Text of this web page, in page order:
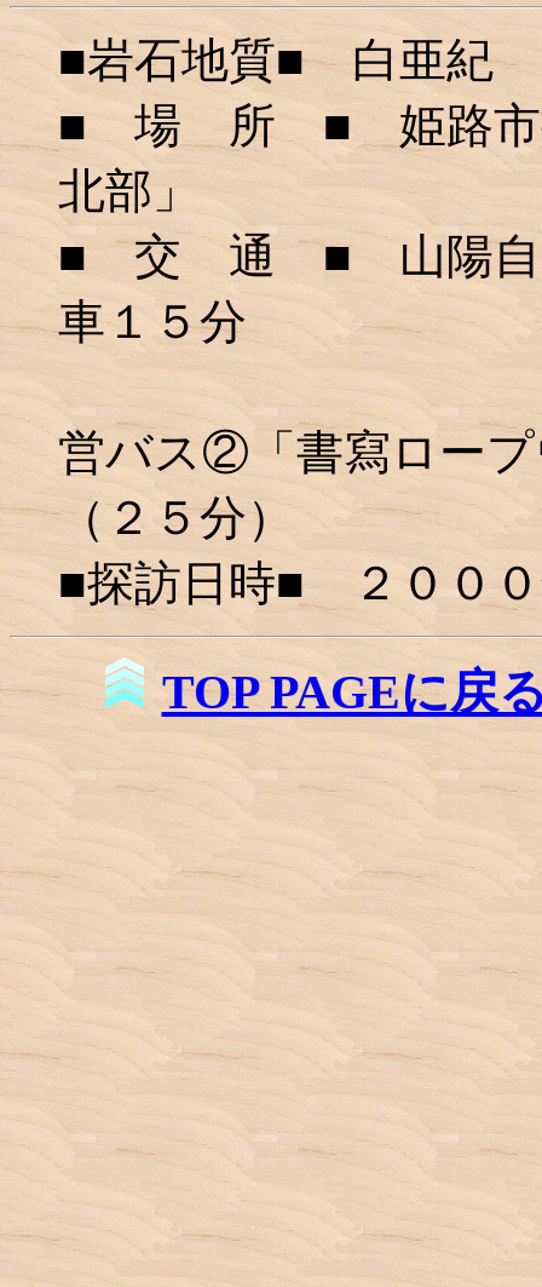
■岩石地質■ 白亜紀
■ 場 所 ■ 姫路市
北部」
■ 交 通 ■ 山陽自
車１５分
ＪＲ姫路駅
営バス②「書寫ロー
（２５分）
■探訪日時■ ２００
TOP PAGEに戻